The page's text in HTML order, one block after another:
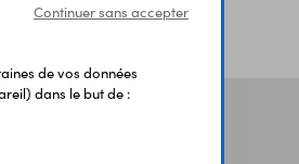
ÉTABLISSEMENTS
Continuer sans accepter
de vos données
dans le but de :